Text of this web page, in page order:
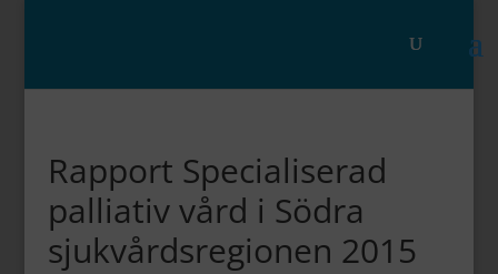
Rapport Specialiserad
palliativ vård i Södra
sjukvårdsregionen 2015